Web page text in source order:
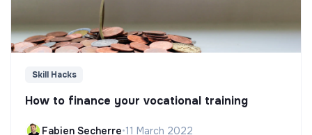
Skill Hacks
How to finance your vocational training
Fabien Secherre•11 March 2022